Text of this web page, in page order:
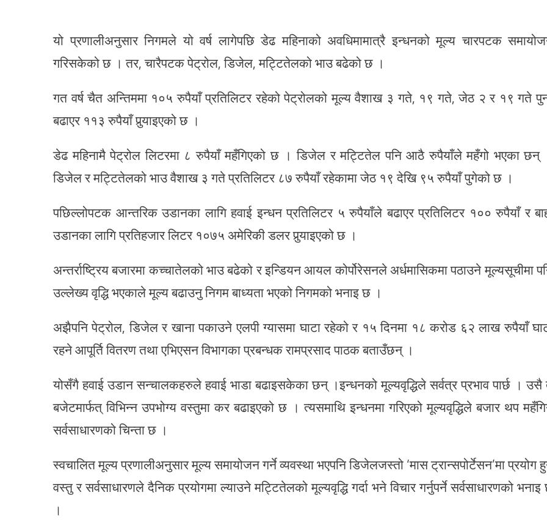
यो प्रणालीअनुसार निगमले यो वर्ष लागेपछि डेढ महिनाको अवधिमामात्रै इन्धनको मूल्य चारपटक
गरिसकेको छ । तर, चारैपटक पेट्रोल, डिजेल, मट्टितेलको भाउ बढेको छ ।
गत वर्ष चैत अन्तिममा १०५ रुपैयाँ प्रतिलिटर रहेको पेट्रोलको मूल्य वैशाख ३ गते, १९ गते, जेठ २ र १९ गते
बढाएर ११३ रुपैयाँ पुर्‍याइएको छ ।
डेढ महिनामै पेट्रोल लिटरमा ८ रुपैयाँ महँगिएको छ । डिजेल र मट्टितेल पनि आठै रुपैयाँले महँगो भएका छन्
डिजेल र मट्टितेलको भाउ वैशाख ३ गते प्रतिलिटर ८७ रुपैयाँ रहेकामा जेठ १९ देखि ९५ रुपैयाँ पुगेको छ ।
पछिल्लोपटक आन्तरिक उडानका लागि हवाई इन्धन प्रतिलिटर ५ रुपैयाँले बढाएर प्रतिलिटर १०० रुपैयाँ र
उडानका लागि प्रतिहजार लिटर १०७५ अमेरिकी डलर पुर्‍याइएको छ ।
अन्तर्राष्ट्रिय बजारमा कच्चातेलको भाउ बढेको र इन्डियन आयल कोर्पोरेसनले अर्धमासिकमा पठाउने मूल्यसूचीमा
उल्लेख्य वृद्धि भएकाले मूल्य बढाउनु निगम बाध्यता भएको निगमको भनाइ छ ।
अझैपनि पेट्रोल, डिजेल र खाना पकाउने एलपी ग्यासमा घाटा रहेको र १५ दिनमा १८ करोड ६२ लाख रुपैयाँ
रहने आपूर्ति वितरण तथा एभिएसन विभागका प्रबन्धक रामप्रसाद पाठक बताउँछन् ।
योसँगै हवाई उडान सन्चालकहरुले हवाई भाडा बढाइसकेका छन् ।इन्धनको मूल्यवृद्धिले सर्वत्र प्रभाव पार्छ ।
बजेटमार्फत् विभिन्न उपभोग्य वस्तुमा कर बढाइएको छ । त्यसमाथि इन्धनमा गरिएको मूल्यवृद्धिले बजार थप
सर्वसाधारणको चिन्ता छ ।
स्वचालित मूल्य प्रणालीअनुसार मूल्य समायोजन गर्ने व्यवस्था भएपनि डिजेलजस्तो ‘मास ट्रान्सपोर्टेसन’मा प्रयोग
वस्तु र सर्वसाधारणले दैनिक प्रयोगमा ल्याउने मट्टितेलको मूल्यवृद्धि गर्दा भने विचार गर्नुपर्ने सर्वसाधारणको
।